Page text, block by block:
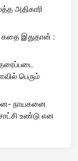
அதிகாரி
கதை இதுதான் :
பெரும்
நாயகனை
உண்டு என